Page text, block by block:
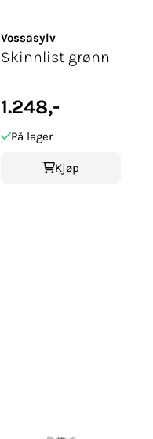
Vossasylv
Skinnlist grønn
1.248,-
På lager
Kjøp